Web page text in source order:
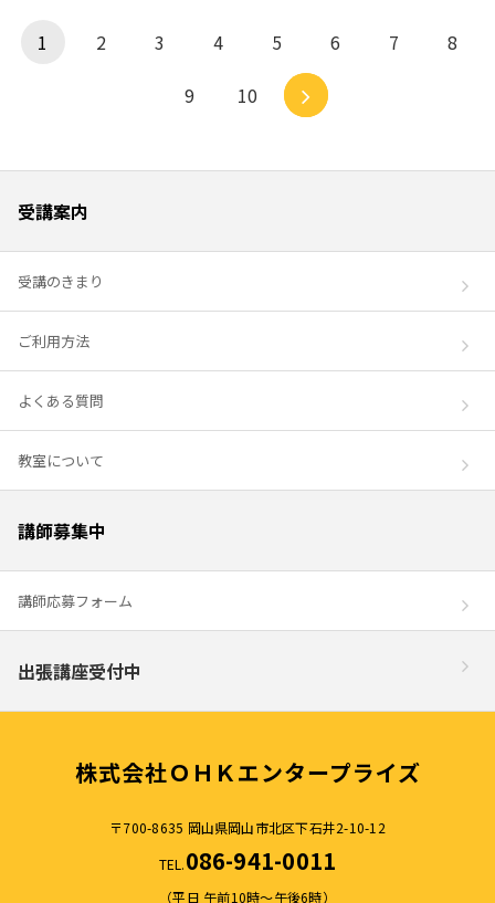
1 2 3 4 5 6 7
8
9
10
株式会社ＯＨＫエンタープライズ
〒700-8635 岡山県岡山市北区下石井2-10-12
TEL.086-941-0011
（平日 午前10時～午後6時）
受講案内
受講のきまり
ご利用方法
よくある質問
教室について
講師募集中
講師応募フォーム
出張講座受付中